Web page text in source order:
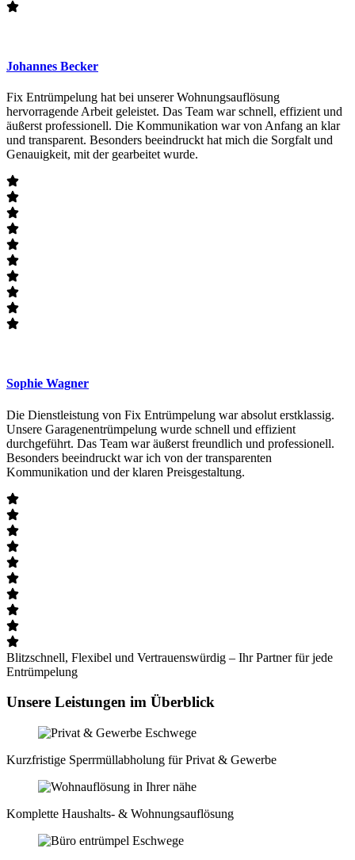
Johannes Becker
Fix Entrümpelung hat bei unserer Wohnungsauflösung
hervorragende Arbeit geleistet. Das Team war schnell, effizient und
äußerst professionell. Die Kommunikation war von Anfang an klar
und transparent. Besonders beeindruckt hat mich die Sorgfalt und
Genauigkeit, mit der gearbeitet wurde.
Sophie Wagner
Die Dienstleistung von Fix Entrümpelung war absolut erstklassig.
Unsere Garagenentrümpelung wurde schnell und effizient
durchgeführt. Das Team war äußerst freundlich und professionell.
Besonders beeindruckt war ich von der transparenten
Kommunikation und der klaren Preisgestaltung.
Blitzschnell, Flexibel und Vertrauenswürdig – Ihr Partner für jede
Entrümpelung
Unsere Leistungen im Überblick
Kurzfristige Sperrmüll­abholung für Privat & Gewerbe
Komplette Haushalts- & Wohnungsauflösung